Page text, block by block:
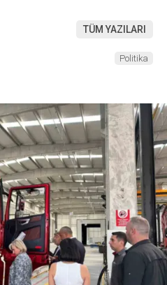
TÜM YAZILARI
Politika